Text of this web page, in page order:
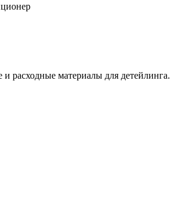
расходные материалы для детейлинга.